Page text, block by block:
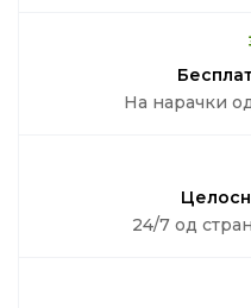
На нарачки
24/7 од